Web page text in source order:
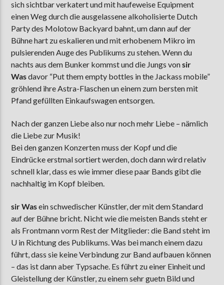
sich sichtbar verkatert und mit haufeweise Equipment
einen Weg durch die ausgelassene alkoholisierte Dutch
Party des Molotow Backyard bahnt, um dann auf der
Bühne hart zu eskalieren und mit erhobenem Mikro im
pulsierenden Auge des Publikums zu stehen. Wenn du
nachts aus dem Bunker kommst und die Jungs vonsir
Wasdavor “Put them empty bottles in the Jackass mobile”
gröhlend ihre Astra-Flaschen un einem zum bersten mit
Pfand gefüllten Einkaufswagen entsorgen.
Nach der ganzen Liebe also nur noch mehr Liebe – nämlich
die Liebe zur Musik!
Bei den ganzen Konzerten muss der Kopf und die
Eindrücke erstmal sortiert werden, doch dann wird relativ
schnell klar, dass es wie immer diese paar Bands gibt die
nachhaltig im Kopf bleiben.
sir Wasein schwedischer Künstler, der mit dem Standard
auf der Bühne bricht. Nicht wie die meisten Bands steht er
als Frontmann vorm Rest der Mitglieder: die Band steht im
U in Richtung des Publikums. Was bei manch einem dazu
führt, dass sie keine Verbindung zur Band aufbauen können
– das ist dann aber Typsache. Es führt zu einer Einheit und
Gleistellung der Künstler, zu einem sehr guetn Bild und